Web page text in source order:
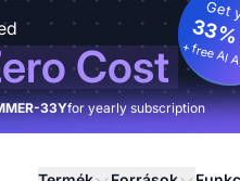
Cost
Get
+ free AI
33Yfor yearly subscription